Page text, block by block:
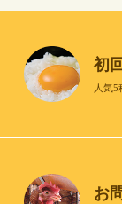
初
人気
お